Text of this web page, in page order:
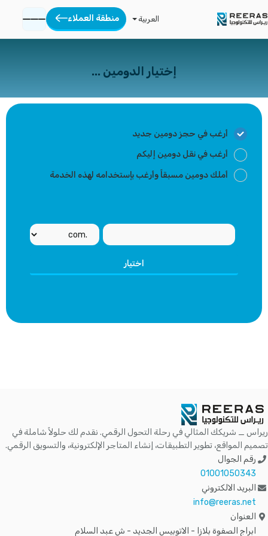
العربية منطقة العملاء
إختيار الدومين ...
أرغب في حجز دومين جديد
أرغب في نقل دومين إليكم
أملك دومين مسبقاً وأرغب بإستخدامه لهذه الخدمة
اختيار
ريراس _ شريكك المثالي في رحلة التحول الرقمي. نقدم لك حلولاً شاملة في
تصميم المواقع، تطوير التطبيقات، إنشاء المتاجر الإلكترونية، والتسويق الرقمي.
رقم الجوال
01001050343
البريد الالكتروني
info@reeras.net
العنوان
ابراج الصفوة بلازا - الاتوبيس الجديد - ش عبد السلام